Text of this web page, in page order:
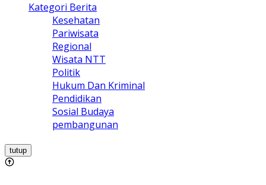
Kategori Berita
Kesehatan
Pariwisata
Regional
Wisata NTT
Politik
Hukum Dan Kriminal
Pendidikan
Sosial Budaya
pembangunan
tutup